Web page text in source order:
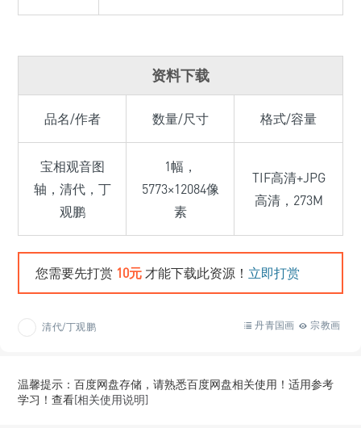
资料下载
品名/作者 数量/尺寸 格式/容量
宝相观音图
轴，清代，丁
观鹏
1幅，
5773×12084像
素
TIF高清+JPG
高清，273M
您需要先打赏 10元 才能下载此资源！ 立即打赏
清代/丁观鹏 宗教画
丹青国画
温馨提示：百度网盘存储，请熟悉百度网盘相关使用！适用参考
学习！查看[相关使用说明]